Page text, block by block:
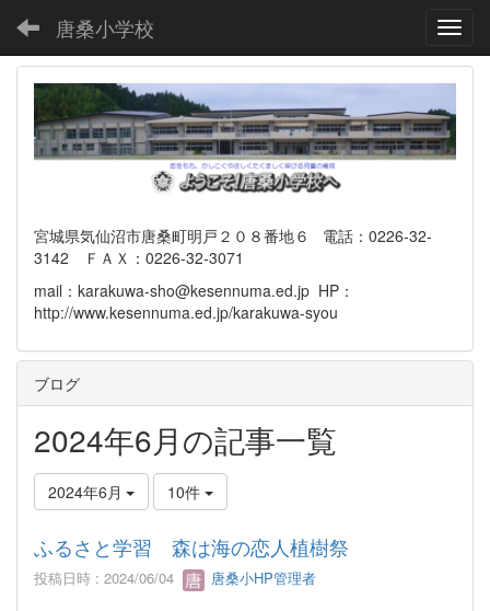
唐桑小学校
宮城県気仙沼市唐桑町明戸２０８番地６ 電話：0226-32-
3142 ＦＡＸ：0226-32-3071
mail：karakuwa-sho@kesennuma.ed.jp HP：
http://www.kesennuma.ed.jp/karakuwa-syou
ブログ
2024年6月の記事一覧
2024年6月 10件
ふるさと学習 森は海の恋人植樹祭
投稿日時 : 2024/06/04 唐桑小HP管理者